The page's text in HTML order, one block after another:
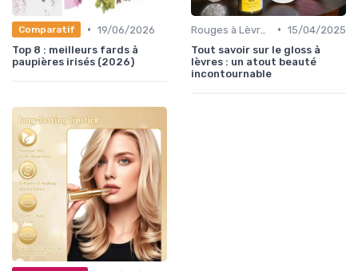
Comparatif • 19/06/2026
Top 8 : meilleurs fards à
paupières irisés (2026)
• 15/04/2025
Tout savoir sur le gloss à
lèvres : un atout beauté
incontournable